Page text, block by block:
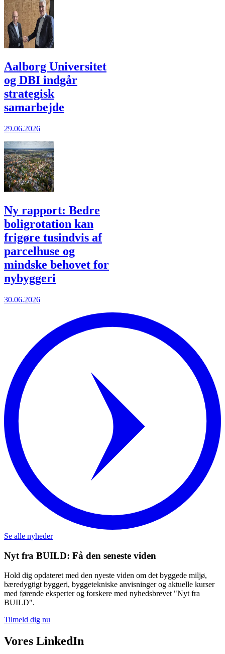
Aalborg Universitet
og DBI indgår
strategisk
samarbejde
29.06.2026
Ny rapport: Bedre
boligrotation kan
frigøre tusindvis af
parcelhuse og
mindske behovet for
nybyggeri
30.06.2026
Se alle nyheder
Nyt fra BUILD: Få den seneste viden
Hold dig opdateret med den nyeste viden om det byggede miljø,
bæredygtigt byggeri, byggetekniske anvisninger og aktuelle kurser
med førende eksperter og forskere med nyhedsbrevet "Nyt fra
BUILD".
Tilmeld dig nu
Vores LinkedIn